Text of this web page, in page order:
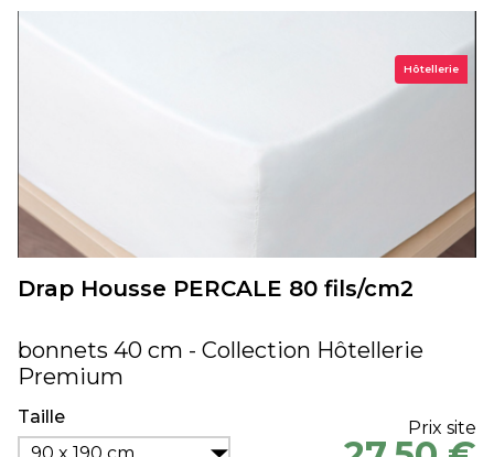
Hôtellerie
Drap Housse PERCALE 80 fils/cm2
bonnets 40 cm - Collection Hôtellerie
Premium
Taille
Prix site